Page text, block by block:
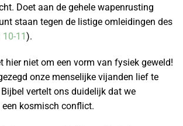
Doet aan de gehele wapenrusting
staan tegen de listige omleidingen des
10-11).
hier niet om een vorm van fysiek geweld!
onze menselijke vijanden lief te
vertelt ons duidelijk dat we
kosmisch conflict.